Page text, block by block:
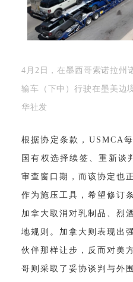
4月2日，在墨西哥索诺拉州
输车（下中）行驶在墨美边
华社发
根据协定条款， USMCA
国有权选择续签、重新谈
审查窗口期，而该协定也
作为施压工具，希望修订
加拿大取消对乳制品、烈
地规则。加拿大则表现出
伙伴那样让步，反而对美
哥则采取了妥协谈判与外